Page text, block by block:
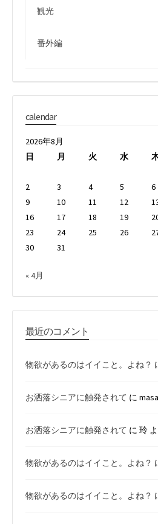
観光
番外編
calendar
2026年8月
日
月 火 水
2
3 4 5 6
9
10 11 12
16
17 18 19
23
24 25 26
30
31
« 4月
最近のコメント
物欲があるのはイイこと。よね？
お洒落シニアに触発されて に
お洒落シニアに触発されて に 玲
物欲があるのはイイこと。よね？
物欲があるのはイイこと。よね？